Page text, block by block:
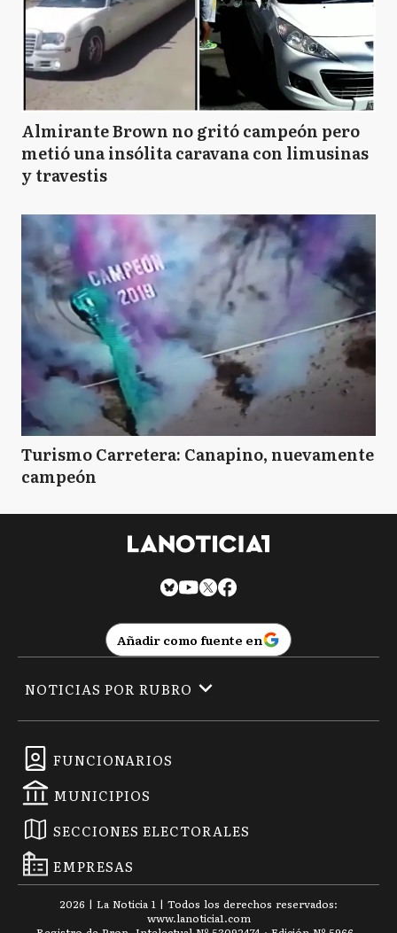
Almirante Brown no gritó campeón pero
metió una insólita caravana con limusinas
y travestis
Turismo Carretera: Canapino, nuevamente
campeón
Añadir como fuente en
FUNCIONARIOS
MUNICIPIOS
SECCIONES ELECTORALES
EMPRESAS
NOTICIAS POR RUBRO
2026 | La Noticia 1 | Todos los derechos reservados:
www.lanoticia1.com